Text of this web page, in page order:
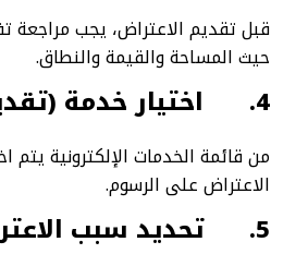
قبل تقديم الاعتراض، يجب مراجعة
حيث المساحة والقيمة والنطاق.
4. اختيار خدمة
من قائمة الخدمات الإلكترونية يتم
الاعتراض على الرسوم.
5. تحديد سبب